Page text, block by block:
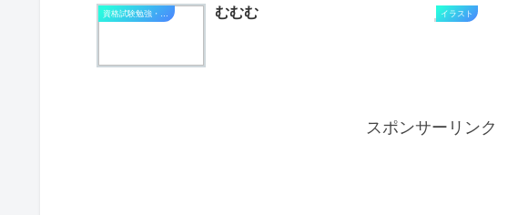
資格試験勉強・進捗状況 むむむ イラスト
スポンサーリンク